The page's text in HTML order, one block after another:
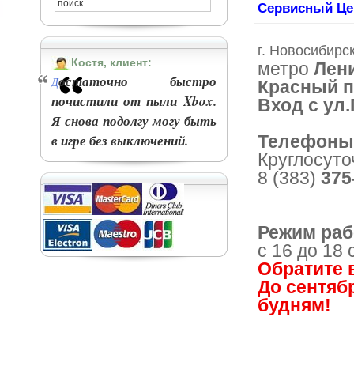
Костя, клиент:
Достаточно быстро
почистили от пыли Xbox.
Я снова подолгу могу быть
в игре без выключений.
Сервисный
г.
метро
Красный
Вход с
8 (383)
Режим
с 16 до 18
Обратите
До
будням!